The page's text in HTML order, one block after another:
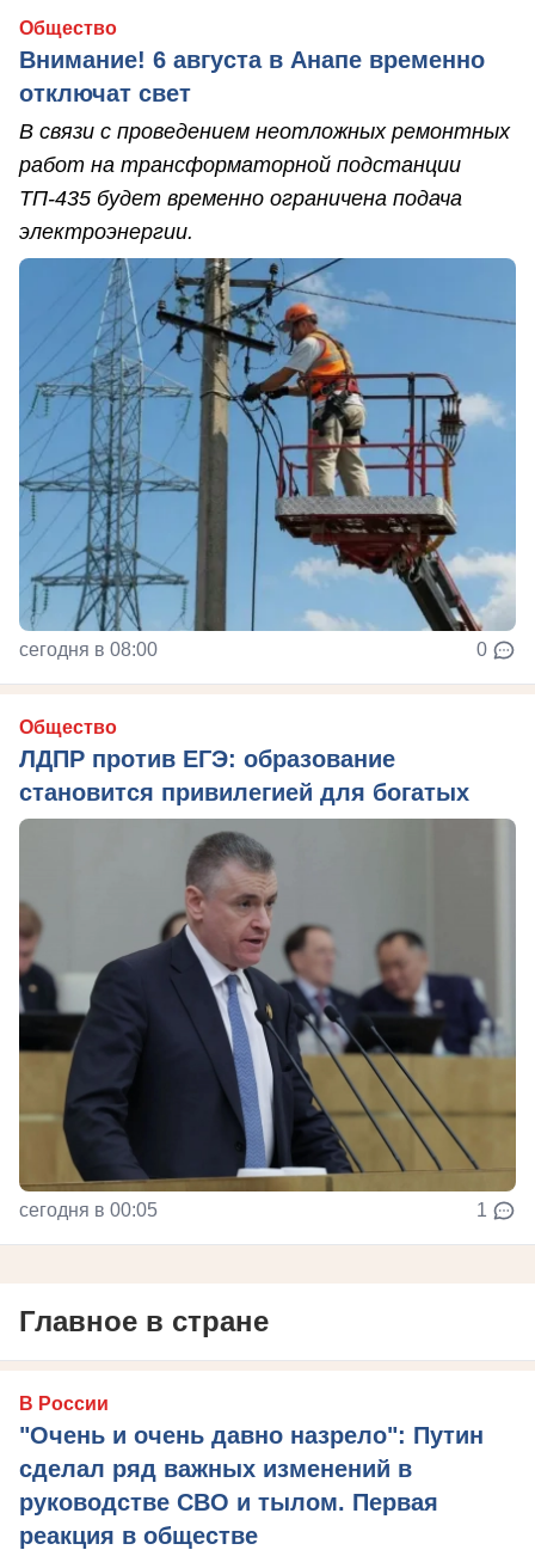
Общество
Внимание! 6 августа в Анапе временно
отключат свет
В связи с проведением неотложных ремонтных
работ на трансформаторной подстанции
ТП-435 будет временно ограничена подача
электроэнергии.
сегодня в 08:00 0
Общество
ЛДПР против ЕГЭ: образование
становится привилегией для богатых
сегодня в 00:05 1
Главное в стране
В России
"Очень и очень давно назрело": Путин
сделал ряд важных изменений в
руководстве СВО и тылом. Первая
реакция в обществе